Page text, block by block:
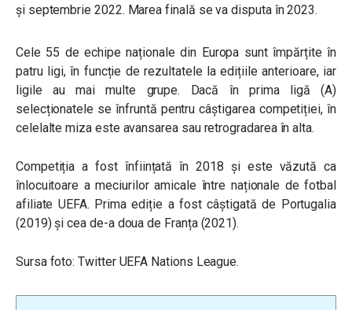
și septembrie 2022. Marea finală se va disputa în 2023.
Cele 55 de echipe naționale din Europa sunt împărțite în
patru ligi, în funcție de rezultatele la edițiile anterioare, iar
ligile au mai multe grupe. Dacă în prima ligă (A)
selecționatele se înfruntă pentru câștigarea competiției, în
celelalte miza este avansarea sau retrogradarea în alta.
Competiția a fost înființată în 2018 și este văzută ca
înlocuitoare a meciurilor amicale între naționale de fotbal
afiliate UEFA. Prima ediție a fost câștigată de Portugalia
(2019) și cea de-a doua de Franța (2021).
Sursa foto: Twitter UEFA Nations League.